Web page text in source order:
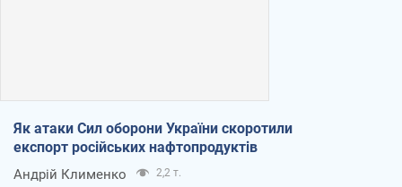
Як атаки Сил оборони України скоротили
експорт російських нафтопродуктів
Андрій Клименко 2,2 т.